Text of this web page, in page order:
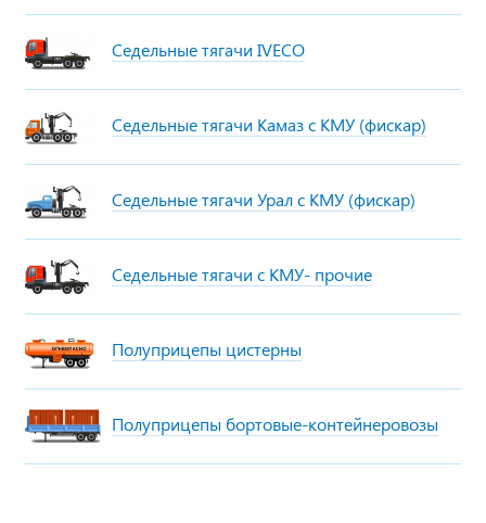
Седельные тягачи IVECO
Седельные тягачи Камаз с КМУ (фискар)
Седельные тягачи Урал с КМУ (фискар)
Седельные тягачи с КМУ- прочие
Полуприцепы цистерны
Полуприцепы бортовые-контейнеровозы